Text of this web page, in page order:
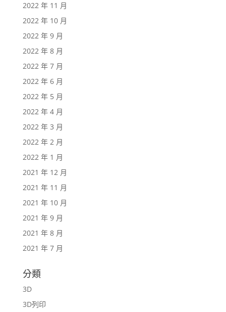
2022 年 11 月
2022 年 10 月
2022 年 9 月
2022 年 8 月
2022 年 7 月
2022 年 6 月
2022 年 5 月
2022 年 4 月
2022 年 3 月
2022 年 2 月
2022 年 1 月
2021 年 12 月
2021 年 11 月
2021 年 10 月
2021 年 9 月
2021 年 8 月
2021 年 7 月
分類
3D
3D列印